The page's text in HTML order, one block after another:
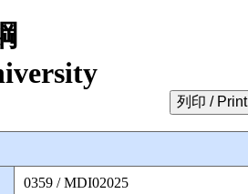
列印 / Print
0359 / MDI02025